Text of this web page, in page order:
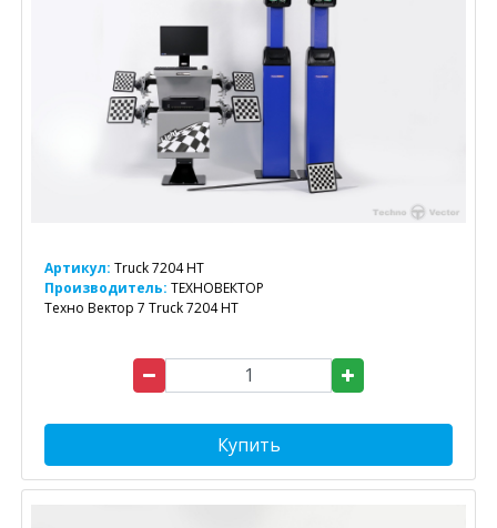
Артикул: Truck 7204 HT
Производитель: ТЕХНОВЕКТОР
Техно Вектор 7 Truck 7204 HT
Купить